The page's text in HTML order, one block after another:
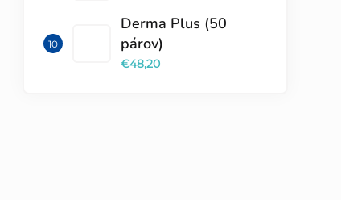
Derma Plus (50
párov)
€48,20